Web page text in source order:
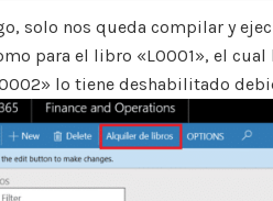
solo nos queda compilar y
para el libro «L0001», el
lo tiene deshabilitado